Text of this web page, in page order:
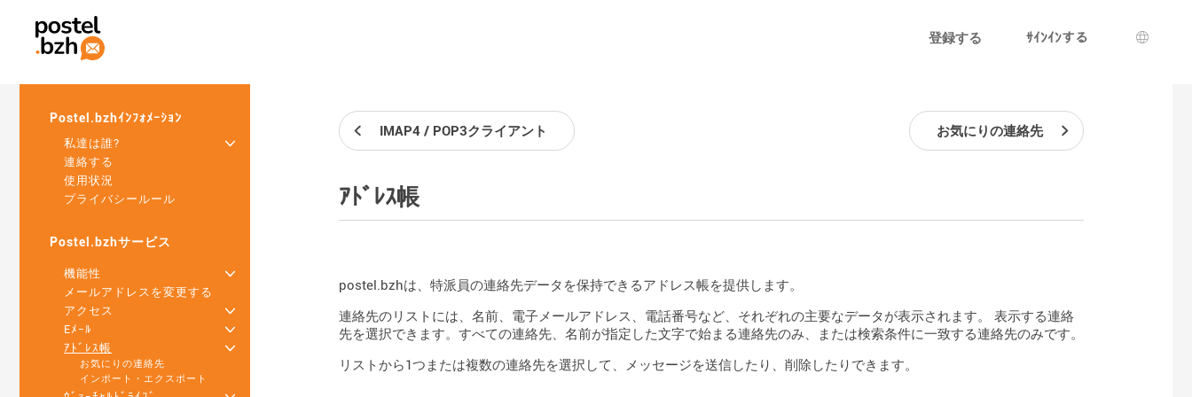
登録する ｻｲﾝｲﾝする
言語選
Postel.bzhｲﾝﾌｫﾒｰｼｮﾝ
私達は誰?
+
連絡する
使用状況
プライバシールール
Postel.bzhサービス
機能性
+
メールアドレスを変更する
アクセス
+
Eﾒｰﾙ
+
ｱﾄﾞﾚｽ帳
+
お気にりの連絡先
インポート・エクスポート
IMAP4 / POP3クライアント お気にりの連絡先
ｱﾄﾞﾚｽ帳
postel.bzhは、特派員の連絡先データを保持できるアドレス帳を提供します。
連絡先のリストには、名前、電子メールアドレス、電話番号など、それぞれの主要なデータが表示されます。 表示する連絡
先を選択できます。すべての連絡先、名前が指定した文字で始まる連絡先のみ、または検索条件に一致する連絡先のみです。
リストから1つまたは複数の連絡先を選択して、メッセージを送信したり、削除したりできます。